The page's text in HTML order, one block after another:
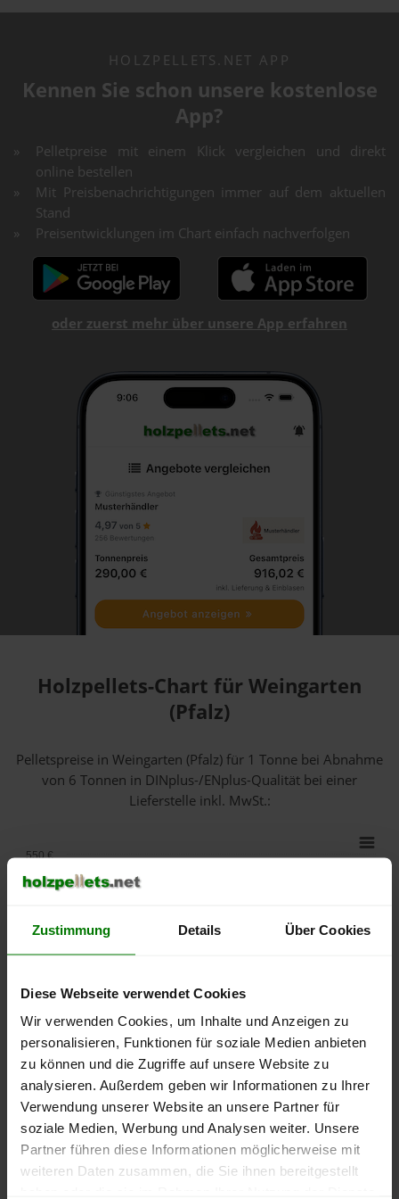
Zustimmung Details Über Cookies
Diese Webseite verwendet Cookies
Wir verwenden Cookies, um Inhalte und Anzeigen zu
personalisieren, Funktionen für soziale Medien anbieten
zu können und die Zugriffe auf unsere Website zu
analysieren. Außerdem geben wir Informationen zu Ihrer
Verwendung unserer Website an unsere Partner für
soziale Medien, Werbung und Analysen weiter. Unsere
Partner führen diese Informationen möglicherweise mit
weiteren Daten zusammen, die Sie ihnen bereitgestellt
HOLZPELLETS.NET APP
Kennen Sie schon unsere kostenlose
App?
Pelletpreise mit einem Klick vergleichen und direkt
online bestellen
Mit Preisbenachrichtigungen immer auf dem aktuellen
Stand
Preisentwicklungen im Chart einfach nachverfolgen
oder zuerst mehr über unsere App erfahren
Holzpellets-Chart für Weingarten
(Pfalz)
Pelletspreise in Weingarten (Pfalz) für 1 Tonne bei Abnahme
von 6 Tonnen in DINplus-/ENplus-Qualität bei einer
Lieferstelle inkl. MwSt.:
lose Ware Sackware
September
2025
Januar
2026
Mai
2026
250 €
300 €
350 €
450 €
550 €